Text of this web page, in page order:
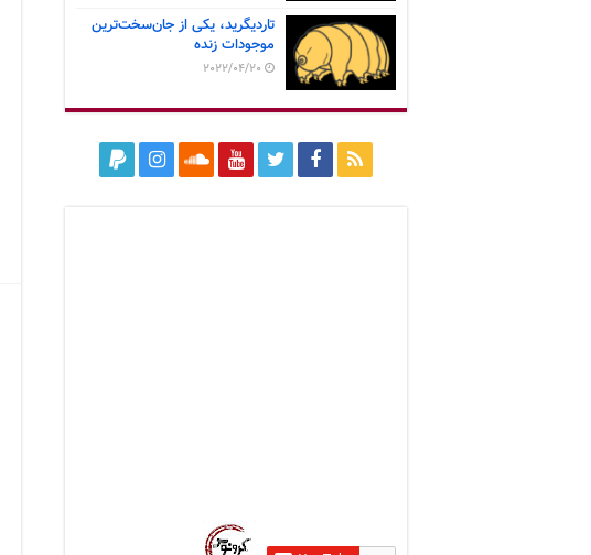
تاردیگرید، یکی از جان‌سخت‌ترین
موجودات زنده
2022/04/20